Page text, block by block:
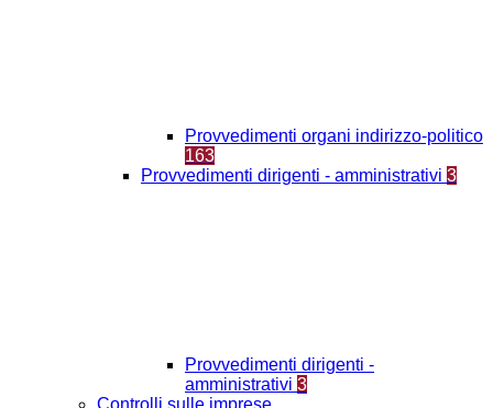
Provvedimenti organi indirizzo-politico
163
Provvedimenti dirigenti - amministrativi 3
Provvedimenti dirigenti -
amministrativi 3